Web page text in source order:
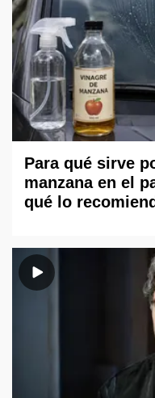
Para qué sirve
manzana en el
qué lo